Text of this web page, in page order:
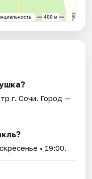
г. Сочи. Город —
• 19:00.